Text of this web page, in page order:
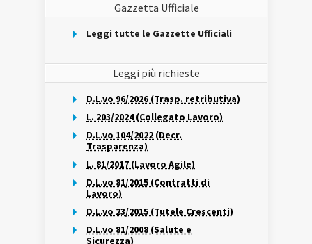
Gazzetta Ufficiale
Leggi tutte le Gazzette Ufficiali
Leggi più richieste
D.L.vo 96/2026 (Trasp. retributiva)
L. 203/2024 (Collegato Lavoro)
D.L.vo 104/2022 (Decr.
Trasparenza)
L. 81/2017 (Lavoro Agile)
D.L.vo 81/2015 (Contratti di
Lavoro)
D.L.vo 23/2015 (Tutele Crescenti)
D.L.vo 81/2008 (Salute e
Sicurezza)